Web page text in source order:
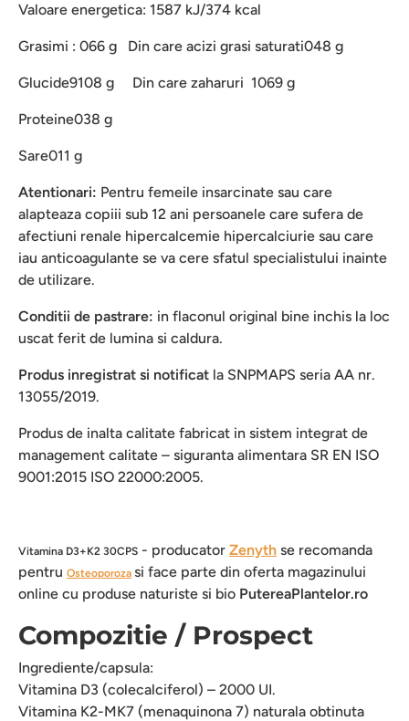
Valoare energetica: 1587 kJ/374 kcal
Grasimi : 066 g Din care acizi grasi saturati048 g
Glucide9108 g Din care zaharuri 1069 g
Proteine038 g
Sare011 g
Atentionari: Pentru femeile insarcinate sau care
alapteaza copiii sub 12 ani persoanele care sufera de
afectiuni renale hipercalcemie hipercalciurie sau care
iau anticoagulante se va cere sfatul specialistului inainte
de utilizare.
Conditii de pastrare: in flaconul original bine inchis la loc
uscat ferit de lumina si caldura.
Produs inregistrat si notificat la SNPMAPS seria AA nr.
13055/2019.
Produs de inalta calitate fabricat in sistem integrat de
management calitate – siguranta alimentara SR EN ISO
9001:2015 ISO 22000:2005.
Vitamina D3+K2 30CPS - producator Zenyth se recomanda
pentru Osteoporoza si face parte din oferta magazinului
online cu produse naturiste si bio PutereaPlantelor.ro
Compozitie / Prospect
Ingrediente/capsula:
Vitamina D3 (colecalciferol) – 2000 UI.
Vitamina K2-MK7 (menaquinona 7) naturala obtinuta